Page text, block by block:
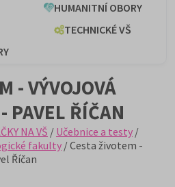
HUMANITNÍ OBORY
TECHNICKÉ VŠ
- VÝVOJOVÁ
PAVEL ŘÍČAN
NA VŠ / Učebnice a testy /
fakulty / Cesta životem -
Říčan